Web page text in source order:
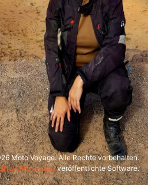
Moto Voyage. Alle Rechte vorbehalten.
GPL-Lizenzveröffentlichte Software.